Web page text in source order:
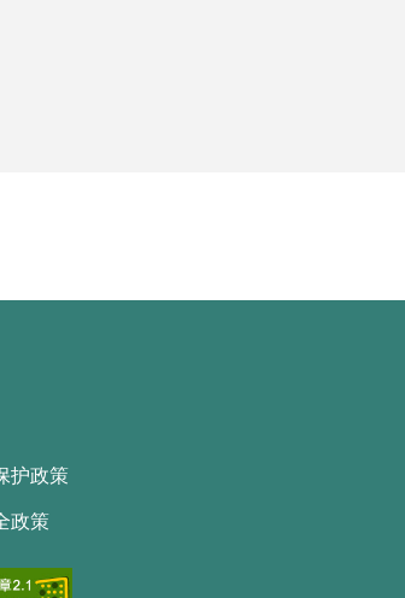
护政策
政策